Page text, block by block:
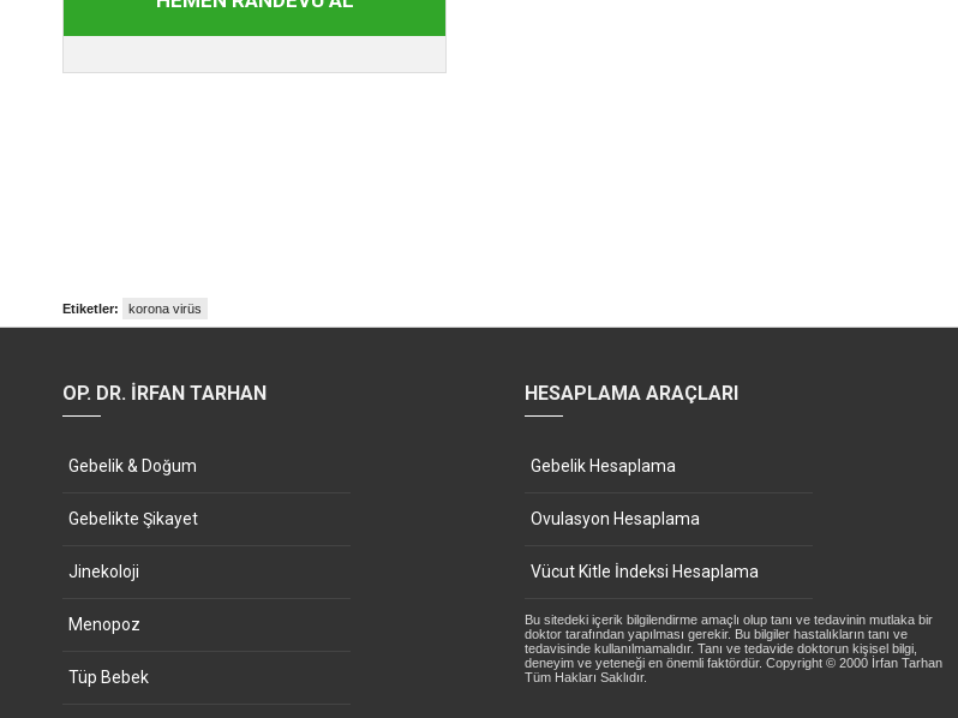
Etiketler: korona virüs
OP. DR. İRFAN TARHAN
Gebelik & Doğum
Gebelikte Şikayet
Jinekoloji
Menopoz
Tüp Bebek
HESAPLAMA ARAÇLARI
Gebelik Hesaplama
Ovulasyon Hesaplama
Vücut Kitle İndeksi Hesaplama
Bu sitedeki içerik bilgilendirme amaçlı olup tanı ve tedavinin mutlaka bir
doktor tarafından yapılması gerekir. Bu bilgiler hastalıkların tanı ve
tedavisinde kullanılmamalıdır. Tanı ve tedavide doktorun kişisel bilgi,
deneyim ve yeteneği en önemli faktördür. Copyright © 2000 İrfan Tarhan
Tüm Hakları Saklıdır.